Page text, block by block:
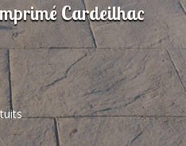
Cardeilhac